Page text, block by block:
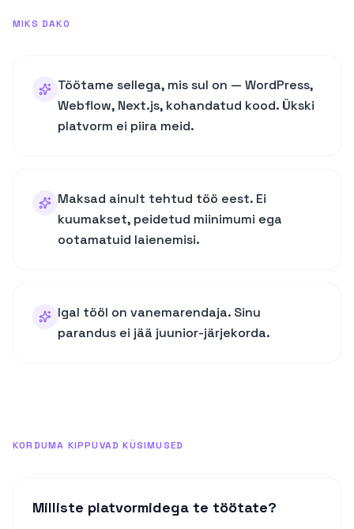
MIKS DAKO
Töötame sellega, mis sul on — WordPress,
Webflow, Next.js, kohandatud kood. Ükski
platvorm ei piira meid.
Maksad ainult tehtud töö eest. Ei
kuumakset, peidetud miinimumi ega
ootamatuid laienemisi.
Igal tööl on vanemarendaja. Sinu
parandus ei jää juunior-järjekorda.
KORDUMA KIPPUVAD KÜSIMUSED
Milliste platvormidega te töötate?